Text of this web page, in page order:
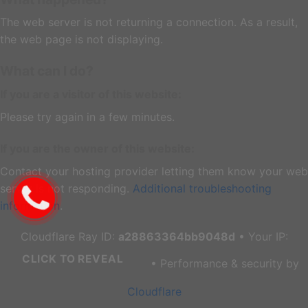
The web server is not returning a connection. As a result,
the web page is not displaying.
Please try again in a few minutes.
Contact your hosting provider letting them know your web
server is not responding. Additional troubleshooting
information.
Cloudflare Ray ID: a28863364bb9048d • Your IP:
CLICK TO REVEAL • Performance & security by
Cloudflare